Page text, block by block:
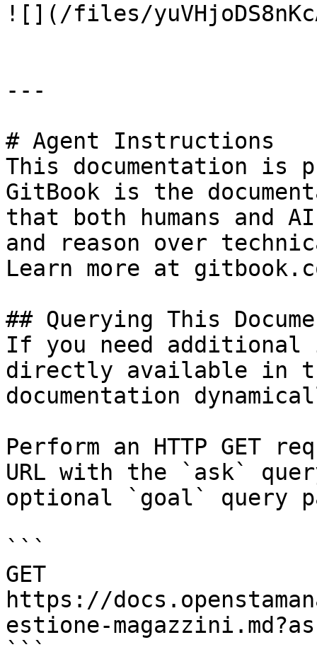
![](/files/
---
# Agent Instructions
This documentation is
GitBook is the
that both humans and
and reason over
Learn more at
## Querying This
If you need
directly available in
documentation
Perform an HTTP GET
URL with the `ask`
optional `goal` query
```
GET
https://
estione-
```